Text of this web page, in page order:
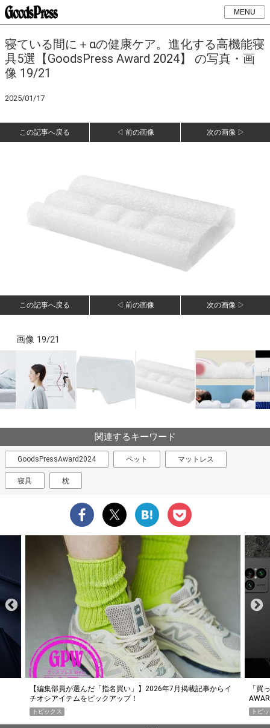
MENU
寝ている間に＋αの健康ケア。進化する高機能寝
具5選【GoodsPress Award 2024】 の写真・画
像 19/21
2025/01/17
この記事へ戻る ◁ 前の画像 次の画像 ▷
この記事へ戻る ◁ 前の画像 次の画像 ▷
画像 19/21
関連するキーワード
GoodsPressAward2024 ペット マットレス
寝具 枕
「買って損なし」の極上スマホ5選【GoodsPress 2026上半期
AWARD】
トピックス
薄着
PR